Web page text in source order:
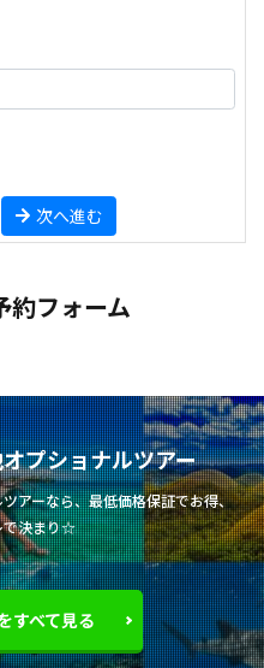
次へ進む
約フォーム
プショナルツアー
アーなら、最低価格保証でお得、
で決まり☆
すべて見る